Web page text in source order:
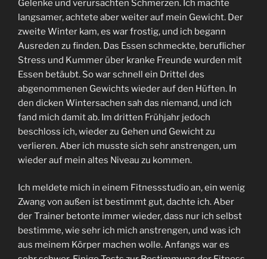
Gelenke und verursachten Schmerzen. Ich machte
langsamer, achtete aber weiter auf mein Gewicht. Der
zweite Winter kam, es war frostig, und ich begann
Ausreden zu finden. Das Essen schmeckte, beruflicher
Stress und Kummer über kranke Freunde wurden mit
Essen betäubt. So war schnell ein Drittel des
abgenommenen Gewichts wieder auf den Hüften. In
den dicken Wintersachen sah das niemand, und ich
fand mich damit ab. Im dritten Frühjahr jedoch
beschloss ich, wieder zu Gehen und Gewicht zu
verlieren. Aber ich musste sich sehr anstrengen, um
wieder auf mein altes Niveau zu kommen.
Ich meldete mich in einem Fitnessstudio an, ein wenig
Zwang von außen ist bestimmt gut, dachte ich. Aber
der Trainer betonte immer wieder, dass nur ich selbst
bestimme, wie sehr ich mich anstrengen, und was ich
aus meinem Körper machen wolle. Anfangs war es